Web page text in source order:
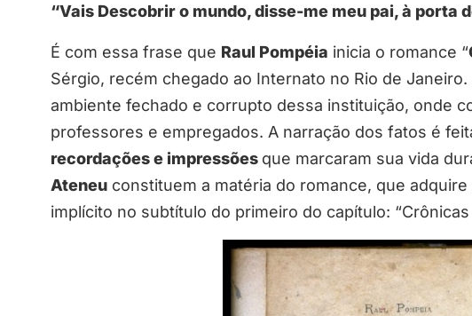
“Vais Descobrir o mundo, disse-me meu pai, à porta
É com essa frase que Raul Pompéia inicia o romance “
Sérgio, recém chegado ao Internato no Rio de
ambiente fechado e corrupto dessa instituição, onde
professores e empregados. A narração dos fatos é
recordações e impressões que marcaram sua vida
Ateneu constituem a matéria do romance, que
implícito no subtítulo do primeiro do capítulo: “Crônicas